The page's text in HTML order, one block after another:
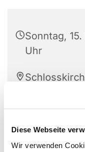
Diese Webseite
Wir verwenden
Sonntag,
Uhr